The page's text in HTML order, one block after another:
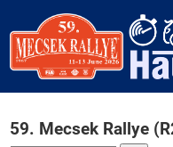
59. Mecsek Rallye